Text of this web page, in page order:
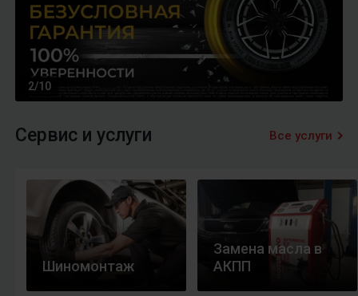
2/10
Сервис и услуги Все услуги
Шиномонтаж
Замена масла в
АКПП